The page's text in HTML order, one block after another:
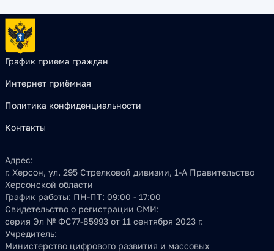
График приема граждан
Интернет приёмная
Политика конфиденциальности
Контакты
Адрес:
г. Херсон, ул. 295 Стрелковой дивизии, 1-А Правительство
Херсонской области
График работы: ПН-ПТ: 09:00 - 17:00
Свидетельство о регистрации СМИ:
серия Эл № ФС77-85993 от 11 сентября 2023 г.
Учредитель:
Министерство цифрового развития и массовых